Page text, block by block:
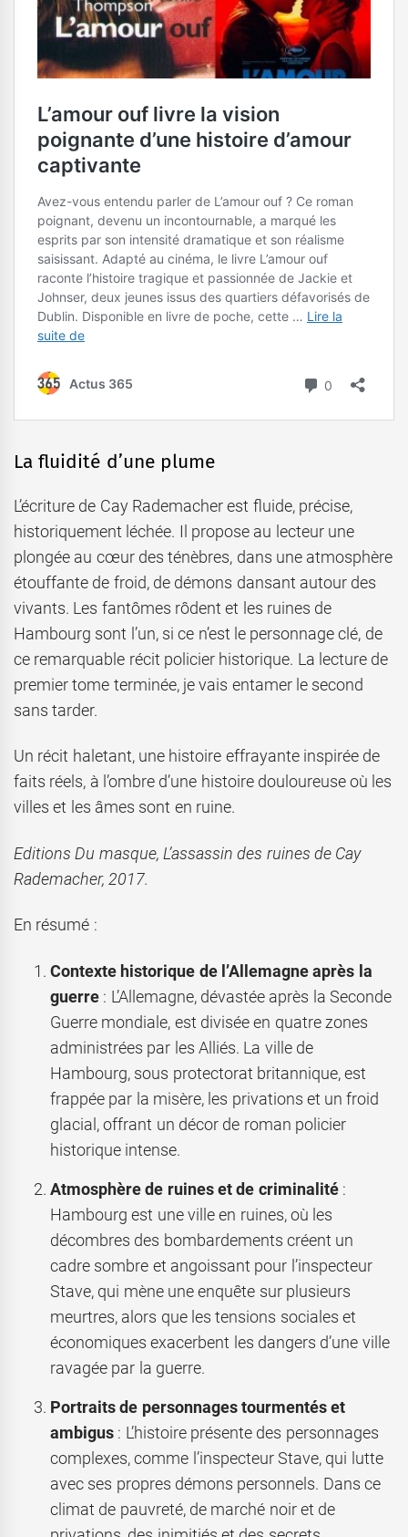
La fluidité d’une plume
L’écriture de Cay Rademacher est fluide, précise,
historiquement léchée. Il propose au lecteur une
plongée au cœur des ténèbres, dans une atmosphère
étouffante de froid, de démons dansant autour des
vivants. Les fantômes rôdent et les ruines de
Hambourg sont l’un, si ce n’est le personnage clé, de
ce remarquable récit policier historique. La lecture de
premier tome terminée, je vais entamer le second
sans tarder.
Un récit haletant, une histoire effrayante inspirée de
faits réels, à l’ombre d’une histoire douloureuse où les
villes et les âmes sont en ruine.
Editions Du masque, L’assassin des ruines de Cay
Rademacher, 2017.
En résumé :
Contexte historique de l’Allemagne après la
guerre : L’Allemagne, dévastée après la Seconde
Guerre mondiale, est divisée en quatre zones
administrées par les Alliés. La ville de
Hambourg, sous protectorat britannique, est
frappée par la misère, les privations et un froid
glacial, offrant un décor de roman policier
historique intense.
Atmosphère de ruines et de criminalité:
Hambourg est une ville en ruines, où les
décombres des bombardements créent un
cadre sombre et angoissant pour l’inspecteur
Stave, qui mène une enquête sur plusieurs
meurtres, alors que les tensions sociales et
économiques exacerbent les dangers d’une ville
ravagée par la guerre.
Portraits de personnages tourmentés et
ambigus : L’histoire présente des personnages
complexes, comme l’inspecteur Stave, qui lutte
avec ses propres démons personnels. Dans ce
climat de pauvreté, de marché noir et de